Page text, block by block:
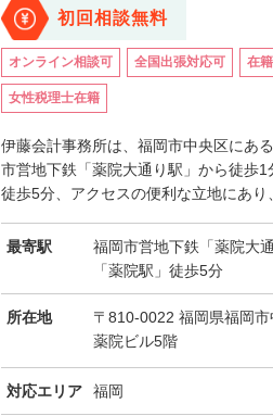
初回相談無料
オンライン相談可 全国出張対応可 在
女性税理士在籍
伊藤会計事務所は、福岡市中央区にあ
市営地下鉄「薬院大通り駅」から徒歩1
徒歩5分、アクセスの便利な立地にあり
最寄駅
福岡市営地下鉄「薬院大
「薬院駅」徒歩5分
所在地
〒810-0022 福岡県福岡
薬院ビル5階
対応エリア 福岡